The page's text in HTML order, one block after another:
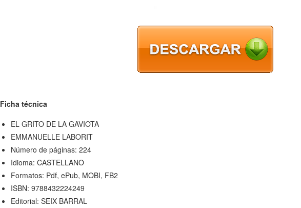
Ficha técnica
EL GRITO DE LA GAVIOTA
EMMANUELLE LABORIT
Número de páginas: 224
Idioma: CASTELLANO
Formatos: Pdf, ePub, MOBI, FB2
ISBN: 9788432224249
Editorial: SEIX BARRAL